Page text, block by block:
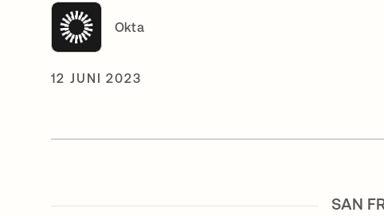
Okta
12 JUNI 2023
SAN